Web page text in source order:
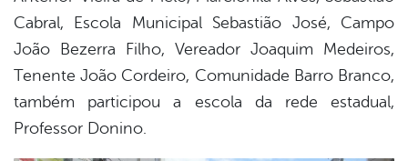
Cabral, Escola Municipal Sebastião José, Campo
João Bezerra Filho, Vereador Joaquim Medeiros,
Tenente João Cordeiro, Comunidade Barro Branco,
também participou a escola da rede estadual,
Professor Donino.